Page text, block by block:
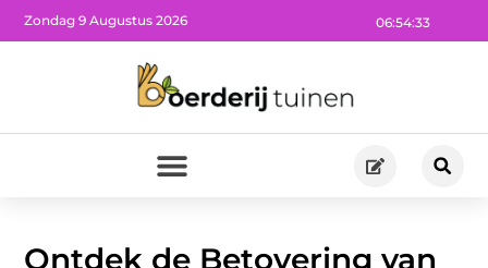
06:54:34
Zondag 9 Augustus 2026
Ontdek de Betovering van